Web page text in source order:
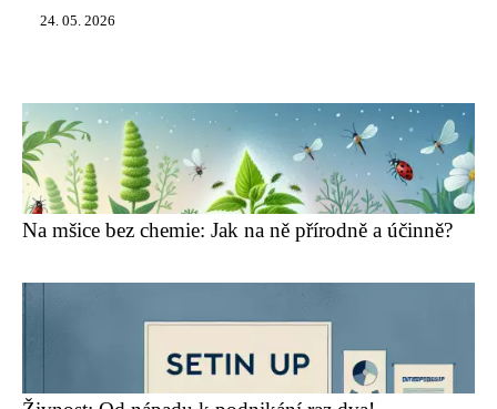
24. 05. 2026
Na mšice bez chemie: Jak na ně přírodně a účinně?